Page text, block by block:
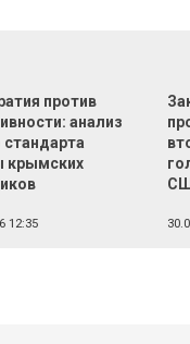
против
анализ
стандарта
крымских
12:35